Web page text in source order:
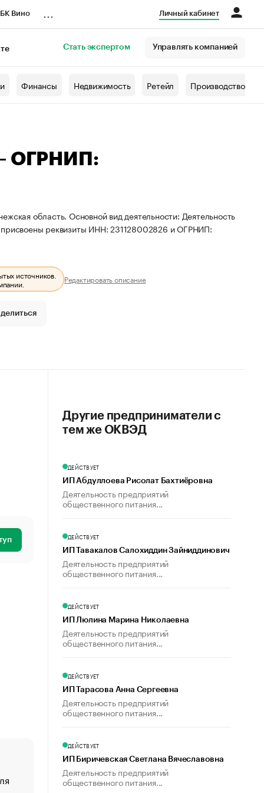
Вино Личный кабинет
Стать экспертом Управлять компанией
Финансы Недвижимость Ретейл Производство
ОГРНИП:
область. Основной вид деятельности: Деятельность
присвоены реквизиты ИНН: 231128002826 и ОГРНИП:
источников.
Редактировать описание
«От спорта тело стареет иначе». Как живет глава
Другие предприниматели с
тем же ОКВЭД
ДЕЙСТВУЕТ
ИП Абдуллоева Рисолат Бахтиёровна
Деятельность предприятий
общественного питания...
ДЕЙСТВУЕТ
ИП Тавакалов Салохиддин Зайниддинович
Деятельность предприятий
общественного питания...
ДЕЙСТВУЕТ
ИП Люлина Марина Николаевна
Деятельность предприятий
общественного питания...
ДЕЙСТВУЕТ
ИП Тарасова Анна Сергеевна
Деятельность предприятий
общественного питания...
ДЕЙСТВУЕТ
ИП Биричевская Светлана Вячеславовна
Деятельность предприятий
общественного питания...